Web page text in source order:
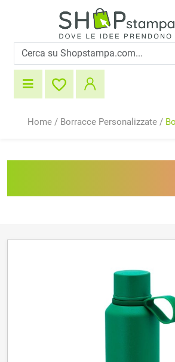
Home/ Borracce Personalizzate/